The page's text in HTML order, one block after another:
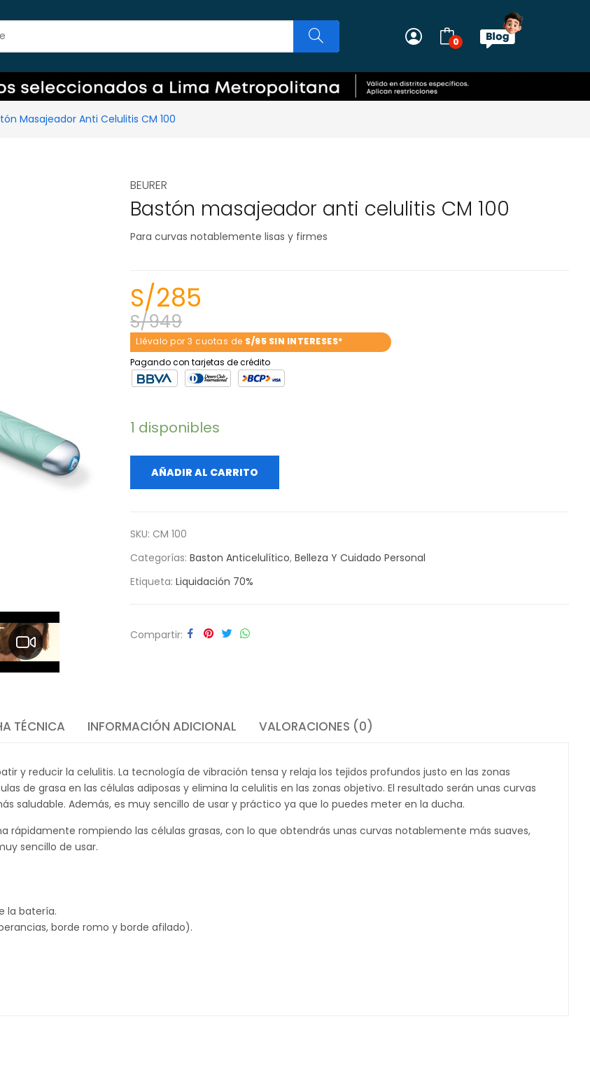
0
Masajeador Anti Celulitis CM 100
BEURER
Bastón masajeador anti celulitis CM 100
Para curvas notablemente lisas y firmes
S/949
S/285
Llévalo por 3 cuotas de S/95 SIN INTERESES*
Pagando con tarjetas de crédito
1 disponibles
AÑADIR AL CARRITO
SKU: CM 100
Categorías: Baston Anticelulítico, Belleza Y Cuidado Personal
Etiqueta: Liquidación 70%
Compartir
TÉCNICA INFORMACIÓN ADICIONAL VALORACIONES (0)
y reducir la celulitis. La tecnología de vibración tensa y relaja los tejidos profundos justo en las zonas
de grasa en las células adiposas y elimina la celulitis en las zonas objetivo. El resultado serán unas curvas
saludable. Además, es muy sencillo de usar y práctico ya que lo puedes meter en la ducha.
rápidamente rompiendo las células grasas, con lo que obtendrás unas curvas notablemente más suaves,
sencillo de usar.
la batería.
borde romo y borde afilado).